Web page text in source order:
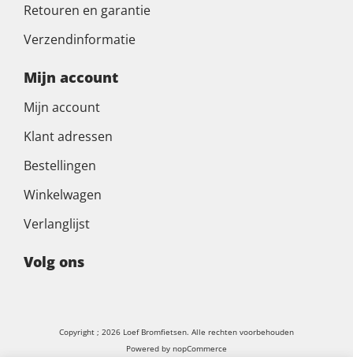
Retouren en garantie
Verzendinformatie
Mijn account
Mijn account
Klant adressen
Bestellingen
Winkelwagen
Verlanglijst
Volg ons
Copyright ; 2026 Loef Bromfietsen. Alle rechten voorbehouden
Powered by nopCommerce